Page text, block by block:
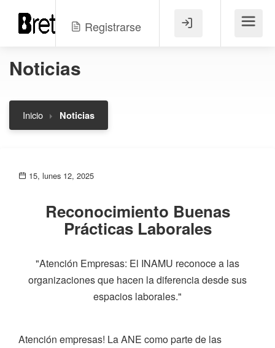
Registrarse Menú
Noticias
Inicio Noticias
15, lunes 12, 2025
Reconocimiento Buenas
Prácticas Laborales
"Atención Empresas: El INAMU reconoce a las
organizaciones que hacen la diferencia desde sus
espacios laborales."
Atención empresas! La ANE como parte de las